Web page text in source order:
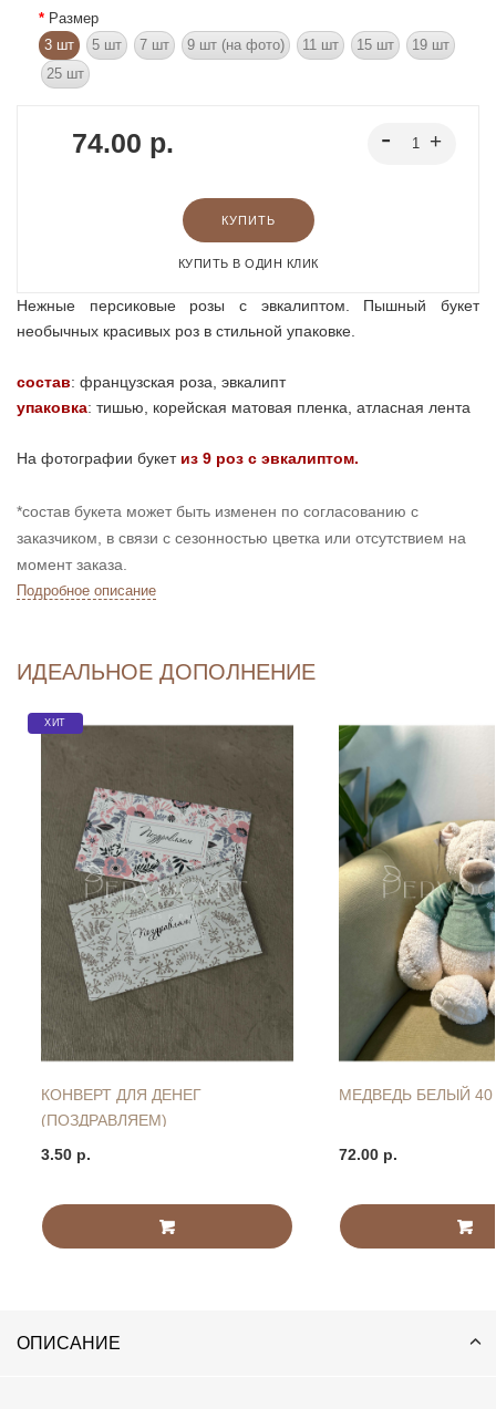
Размер
3 шт
5 шт 7 шт 9 шт (на фото) 11 шт 15 шт
19 шт
25 шт
74.00 р.
КУПИТЬ
КУПИТЬ В ОДИН КЛИК
Нежные персиковые розы с эвкалиптом. Пышный букет
необычных красивых роз в стильной упаковке.
состав: французская роза, эвкалипт
упаковка: тишью, корейская матовая пленка, атласная лента
На фотографии букет из 9 роз с эвкалиптом.
*состав букета может быть изменен по согласованию с
заказчиком, в связи с сезонностью цветка или отсутствием на
момент заказа.
Подробное описание
ИДЕАЛЬНОЕ ДОПОЛНЕНИЕ
ХИТ
КОНВЕРТ ДЛЯ ДЕНЕГ
(ПОЗДРАВЛЯЕМ)
3.50 р.
МЕДВЕДЬ БЕЛЫЙ
72.00 р.
ОПИСАНИЕ